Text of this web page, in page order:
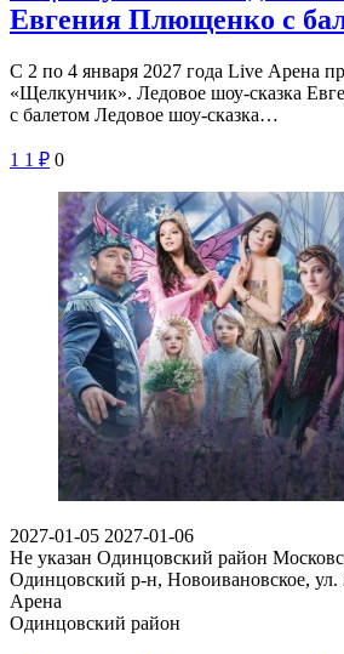
Евгения Плющенко с
С 2 по 4 января 2027 года Live Арена
«Щелкунчик». Ледовое шоу-сказка
с балетом Ледовое шоу-сказка…
1 1 ₽ 0
2027-01-05 2027-01-06
Не указан Одинцовский район
Одинцовский р-н, Новоивановское, ул.
Арена
Одинцовский район